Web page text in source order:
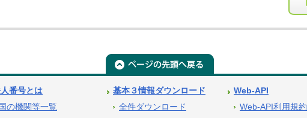
番号とは
国の機関等一覧
基本３情報ダウンロード
全件ダウンロード
Web-API
Web-API利用規約